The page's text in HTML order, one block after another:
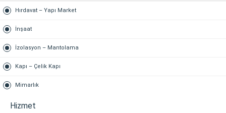
Hırdavat – Yapı Market
İnşaat
İzolasyon – Mantolama
Kapı – Çelik Kapı
Mimarlık
Hizmet